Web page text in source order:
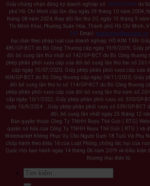
Giấy chứng nhận đăng ký doanh nghiệp số: 0303541946do
phố Hồ Chí Minh cấp lần đầu ngày 29 tháng 10 năm 2004,
tháng 08 năm 2024, thay đổi lần thứ 20, ngày 15 tháng 9
Thị Minh Khai, Phường Xuân Hòa, Thành phố Hồ Chí Minh,
343 Email: marketing@passion.vn
Đại diện theo pháp luật của doanh nghiệp: HỒ KIM TẤN
485/GP-BCT do Bộ Công Thương cấp ngày 19/9/2019; Giấy
đổi bổ sung lần thứ nhất số 142/GP-BCT do Bộ Công thương
phép phân phối rượu cấp sửa đổi bổ sung lần thứ hai số 261/
cấp ngày 15/07/2020; Giấy phép phân phối rượu cấp sửa
404/GP-BCT do Bộ Công thương cấp ngày 04/11/2020; Giấy
đổi bổ sung lần thứ tư số 114/GP-BCT do Bộ Công thương
phép phân phối rượu cấp sửa đổi bổ sung lần thứ năm số 20/
cấp ngày 10/1/2022, Giấy phép phân phối rượu số: 330/GP-
ngày 16/9/2024. , Giấy phép phân phối rượu số 539/GP-BCT
đổi, bổ sung lần nhất ngày 25 tháng 12
Bản quyền thuộc Công Ty TNHH Rượu Thế Giới ( RTG)
quyền sở hữu của Công Ty TNHH Rượu Thế Giới ( RTG ) và
Winemarket Không Phục Vụ Cho Người Dưới 18 Tuổi Và Phụ
chấp hành theo Điều 16 của Luật Phòng, chống tác hại của
Quốc Hội ban hành ngày 14 tháng 06 năm 2019 về Điều kiện
thương mại điện tử.
Tìm
kiếm: